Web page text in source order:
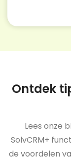
Ontdek
Lees onze
SolvCRM+
de voordelen